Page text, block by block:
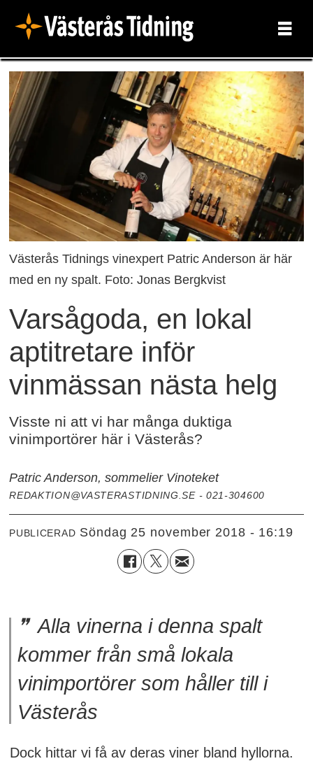
Västerås Tidnings vinexpert Patric Anderson är här
med en ny spalt. Foto: Jonas Bergkvist
Varsågoda, en lokal
aptitretare inför
vinmässan nästa helg
Visste ni att vi har många duktiga
vinimportörer här i Västerås?
Patric Anderson, sommelier Vinoteket
REDAKTION@VASTERASTIDNING.SE - 021-304600
PUBLICERAD söndag 25 november 2018 - 16:19
Alla vinerna i denna spalt
kommer från små lokala
vinimportörer som håller till i
Västerås
Dock hittar vi få av deras viner bland hyllorna.